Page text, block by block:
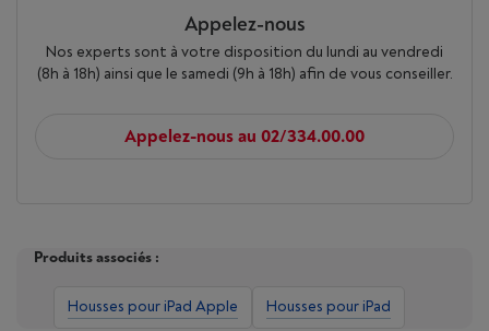
Appelez-nous
Nos experts sont à votre disposition du lundi au vendredi
(8h à 18h) ainsi que le samedi (9h à 18h) afin de vous conseiller.
Appelez-nous au 02/334.00.00
Produits associés :
Housses pour iPad Apple Housses pour iPad